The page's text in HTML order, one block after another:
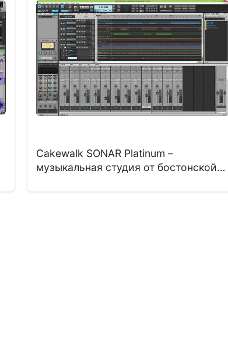
Приложение вполне поддерживает
MIDI устройства, также плагины VST,
…
Читать далее
Cakewalk SONAR Platinum –
музыкальная студия от бостонской